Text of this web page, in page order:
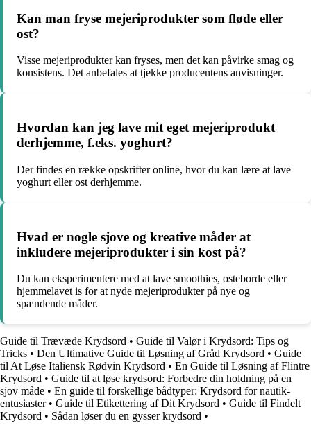
Kan man fryse mejeriprodukter som fløde eller
ost?
Visse mejeriprodukter kan fryses, men det kan påvirke smag og
konsistens. Det anbefales at tjekke producentens anvisninger.
Hvordan kan jeg lave mit eget mejeriprodukt
derhjemme, f.eks. yoghurt?
Der findes en række opskrifter online, hvor du kan lære at lave
yoghurt eller ost derhjemme.
Hvad er nogle sjove og kreative måder at
inkludere mejeriprodukter i sin kost på?
Du kan eksperimentere med at lave smoothies, osteborde eller
hjemmelavet is for at nyde mejeriprodukter på nye og
spændende måder.
Guide til Trævæde Krydsord • Guide til Valør i Krydsord: Tips og
Tricks • Den Ultimative Guide til Løsning af Gråd Krydsord • Guide
til At Løse Italiensk Rødvin Krydsord • En Guide til Løsning af Flintre
Krydsord • Guide til at løse krydsord: Forbedre din holdning på en
sjov måde • En guide til forskellige bådtyper: Krydsord for nautik-
entusiaster• Guide til Etikettering af Dit Krydsord • Guide til Findelt
Krydsord • Sådan løser du en gysser krydsord •